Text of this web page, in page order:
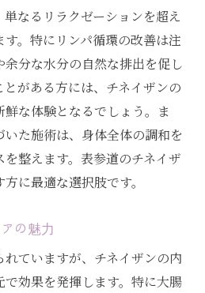
き出すチネイザンの秘密
道で体感するチネイザンの
ザンの本質的な違い
るチネイザンの深み
が選ぶべきチネイザンの理
深い技術と効果
イザン体験がもたらす変化
イザン / 表参道で心身のバ
なるリラクゼーションを超え
。特にリンパ循環の改善は注
分な水分の自然な排出を促し
がある方には、チネイザンの
な体験となるでしょう。ま
た施術は、身体全体の調和を
整えます。表参道のチネイザ
に最適な選択肢です。
の魅力
ていますが、チネイザンの内
効果を発揮します。特に大腸